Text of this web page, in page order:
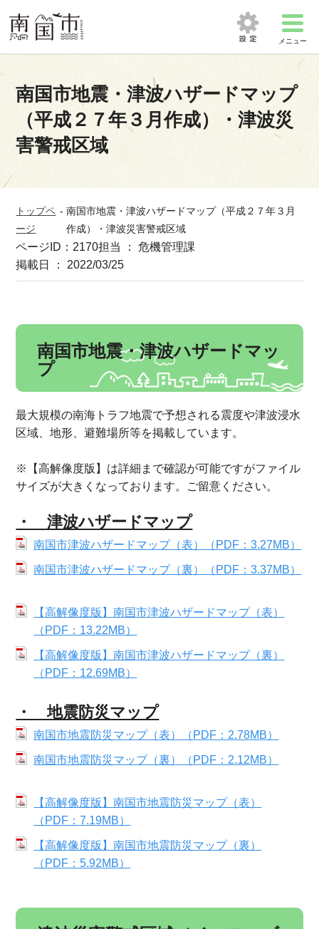
メニュー
南国市地震・津波ハザードマップ
（平成２７年３月作成）・津波災
害警戒区域
トップペ
ージ
- 南国市地震・津波ハザードマップ（平成２７年３月
作成）・津波災害警戒区域
ページID：2170担当 ： 危機管理課
掲載日 ： 2022/03/25
南国市地震・津波ハザードマッ
プ
最大規模の南海トラフ地震で予想される震度や津波浸水
区域、地形、避難場所等を掲載しています。
※【高解像度版】は詳細まで確認が可能ですがファイル
サイズが大きくなっております。ご留意ください。
・ 津波ハザードマップ
南国市津波ハザードマップ（表）（PDF：3.27MB）
南国市津波ハザードマップ（裏）（PDF：3.37MB）
【高解像度版】南国市津波ハザードマップ（表）
（PDF：13.22MB）
【高解像度版】南国市津波ハザードマップ（裏）
（PDF：12.69MB）
・ 地震防災マップ
南国市地震防災マップ（表）（PDF：2.78MB）
南国市地震防災マップ（裏）（PDF：2.12MB）
【高解像度版】南国市地震防災マップ（表）
（PDF：7.19MB）
【高解像度版】南国市地震防災マップ（裏）
（PDF：5.92MB）